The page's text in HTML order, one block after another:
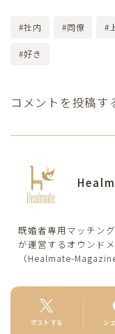
#社内 #同僚 #
#好き
コメントを投稿す
既婚者専用マッチン
が運営するオウンド
（Healmate-
ポストする シ